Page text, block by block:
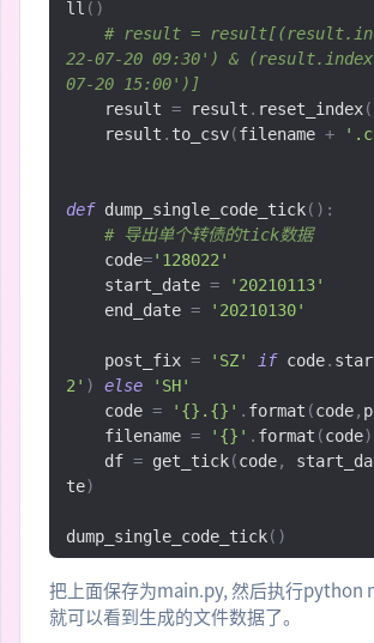
ll ()
# result =
22-07-20 09:30') & (result.index
07-20 15:00')]
result = result . reset_index
result . to_csv(filename +
def dump_single_code_tick():
# 导出单个转债的tick数据
code='128022'
start_date =
'20210113'
end_date = '20210130'
post_fix = 'SZ' if code.
2' ) else
'SH'
code = '{}.{}' . format (code,
filename = '{}' . format (code)
df = get_tick(code,
te)
dump_single_code_tick()
把上面保存为main.py, 然后执行python
就可以看到生成的文件数据了。